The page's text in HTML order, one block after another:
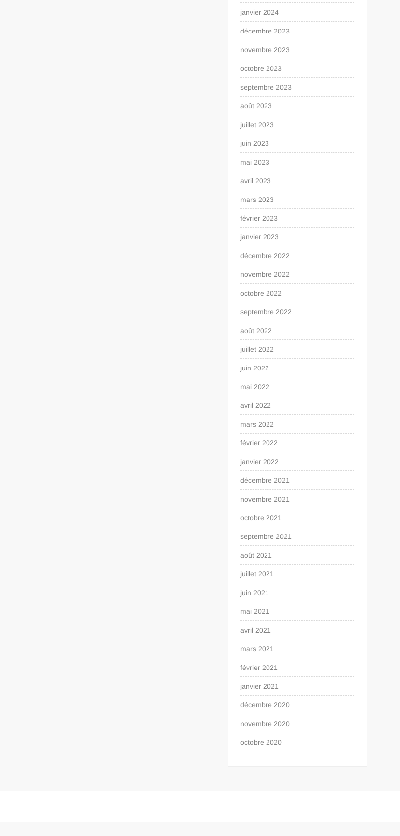
janvier 2024
décembre 2023
novembre 2023
octobre 2023
septembre 2023
août 2023
juillet 2023
juin 2023
mai 2023
avril 2023
mars 2023
février 2023
janvier 2023
décembre 2022
novembre 2022
octobre 2022
septembre 2022
août 2022
juillet 2022
juin 2022
mai 2022
avril 2022
mars 2022
février 2022
janvier 2022
décembre 2021
novembre 2021
octobre 2021
septembre 2021
août 2021
juillet 2021
juin 2021
mai 2021
avril 2021
mars 2021
février 2021
janvier 2021
décembre 2020
novembre 2020
octobre 2020